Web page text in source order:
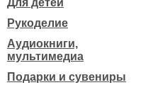
Для детей
Рукоделие
Аудиокниги,
мультимедиа
Подарки и сувениры